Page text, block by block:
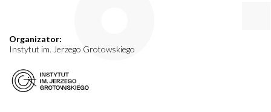
Organizator:
Instytut im. Jerzego Grotowskiego